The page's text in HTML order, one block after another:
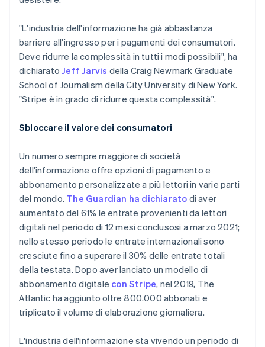
"L'industria dell'informazione ha già abbastanza
barriere all'ingresso per i pagamenti dei consumatori.
Deve ridurre la complessità in tutti i modi possibili", ha
dichiarato Jeff Jarvis della Craig Newmark Graduate
School of Journalism della City University di New York.
"Stripe è in grado di ridurre questa complessità".
Sbloccare il valore dei consumatori
Un numero sempre maggiore di società
dell'informazione offre opzioni di pagamento e
abbonamento personalizzate a più lettori in varie parti
del mondo. The Guardian ha dichiarato di aver
aumentato del 61% le entrate provenienti da lettori
digitali nel periodo di 12 mesi conclusosi a marzo 2021;
nello stesso periodo le entrate internazionali sono
cresciute fino a superare il 30% delle entrate totali
della testata. Dopo aver lanciato un modello di
abbonamento digitale con Stripe, nel 2019, The
Atlantic ha aggiunto oltre 800.000 abbonati e
triplicato il volume di elaborazione giornaliera.
L'industria dell'informazione sta vivendo un periodo di